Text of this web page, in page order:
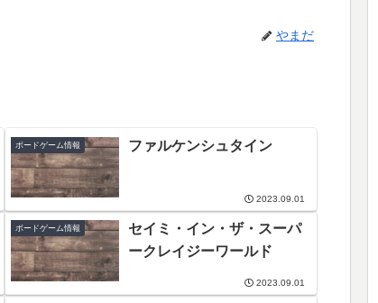
やまだ
ボードゲーム情報 ファルケンシュタイン
2023.09.01
ボードゲーム情報
セイミ・イン・ザ・スーパ
ークレイジーワールド
2023.09.01